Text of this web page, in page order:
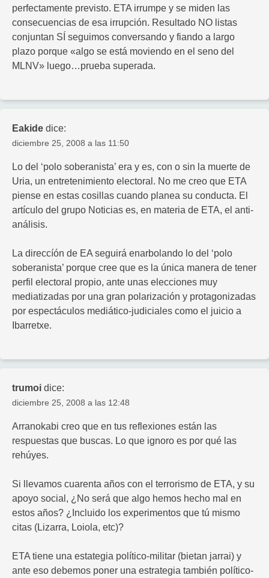
perfectamente previsto. ETA irrumpe y se miden las
consecuencias de esa irrupción. Resultado NO listas
conjuntan SÍ seguimos conversando y fiando a largo
plazo porque «algo se está moviendo en el seno del
MLNV» luego…prueba superada.
Eakide dice:
diciembre 25, 2008 a las 11:50
Lo del ‘polo soberanista’ era y es, con o sin la muerte de
Uria, un entretenimiento electoral. No me creo que ETA
piense en estas cosillas cuando planea su conducta. El
artículo del grupo Noticias es, en materia de ETA, el anti-
análisis.
La direccíón de EA seguirá enarbolando lo del ‘polo
soberanista’ porque cree que es la única manera de tener
perfil electoral propio, ante unas elecciones muy
mediatizadas por una gran polarización y protagonizadas
por espectáculos mediático-judiciales como el juicio a
Ibarretxe.
trumoi dice:
diciembre 25, 2008 a las 12:48
Arranokabi creo que en tus reflexiones están las
respuestas que buscas. Lo que ignoro es por qué las
rehúyes.
Si llevamos cuarenta años con el terrorismo de ETA, y su
apoyo social, ¿No será que algo hemos hecho mal en
estos años? ¿Incluido los experimentos que tú mismo
citas (Lizarra, Loiola, etc)?
ETA tiene una estategia político-militar (bietan jarrai) y
ante eso debemos poner una estrategia también político-